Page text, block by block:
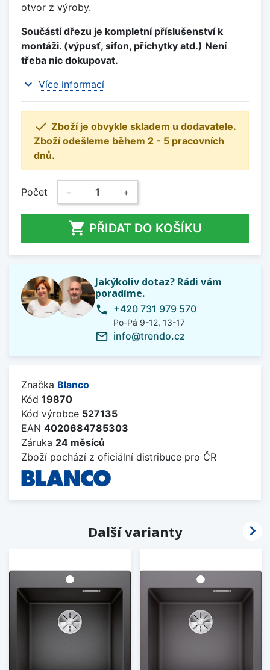
otvor z výroby.
Součástí dřezu je kompletní příslušenství k
montáži. (výpusť, sifon, příchytky atd.) Není
třeba nic dokupovat.
expand_more Více informací
 Zboží je obvykle skladem u dodavatele.
Zboží odešleme během 2 - 5 pracovních
dnů.
Počet − +
 PŘIDAT DO KOŠÍKU
Jakýkoliv dotaz? Rádi vám
poradíme.
phone +420 731 979 570
Po-Pá 9-12, 13-17
mail_outline info@trendo.cz
Značka Blanco
Kód 19870
Kód výrobce 527135
EAN 4020684785303
Záruka 24 měsíců
Zboží pochází z oficiální distribuce pro ČR
Další varianty 